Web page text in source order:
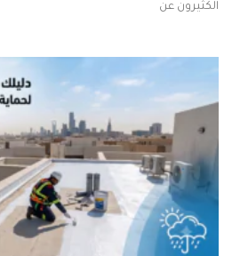
الكثيرون عن